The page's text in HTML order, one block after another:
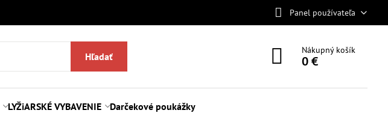
Panel používateľa
Hľadať
Nákupný košík
0 €
LYŽiARSKÉ VYBAVENIE Darčekové poukážky